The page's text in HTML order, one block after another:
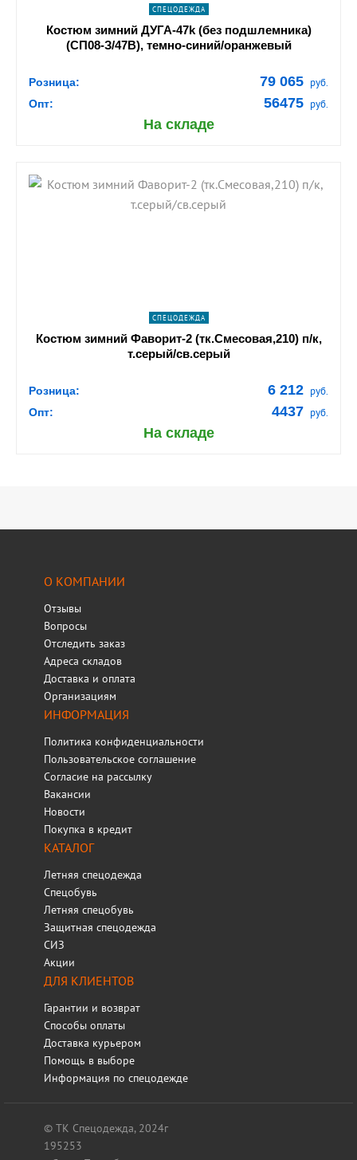
СПЕЦОДЕЖДА
Костюм зимний ДУГА-47k (без подшлемника)
(СП08-З/47В), темно-синий/оранжевый
Розница: 79 065 руб.
Опт: 56475 руб.
На складе
shopping_cart В КОРЗИНУ
СПЕЦОДЕЖДА
Костюм зимний Фаворит-2 (тк.Смесовая,210) п/к,
т.серый/св.серый
Розница: 6 212 руб.
Опт: 4437 руб.
На складе
О КОМПАНИИ
Отзывы
Вопросы
Отследить заказ
Адреса складов
Доставка и оплата
Организациям
ИНФОРМАЦИЯ
Политика конфиденциальности
Пользовательское соглашение
Согласие на рассылку
Вакансии
Новости
Покупка в кредит
КАТАЛОГ
Летняя спецодежда
Спецобувь
Летняя спецобувь
Защитная спецодежда
СИЗ
Акции
ДЛЯ КЛИЕНТОВ
Гарантии и возврат
Способы оплаты
Доставка курьером
Помощь в выборе
Информация по спецодежде
© ТК Спецодежда, 2024г
195253